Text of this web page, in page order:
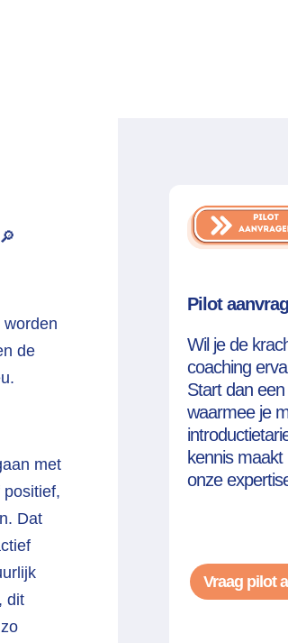
de
met
Dat
dit
Pilot
Wil je de
coaching
Start dan een
waarmee je
kennis maakt
onze
Vraag